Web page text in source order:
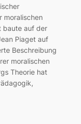
moralischen
baute auf der
Piaget auf
Beschreibung
moralischen
Theorie hat